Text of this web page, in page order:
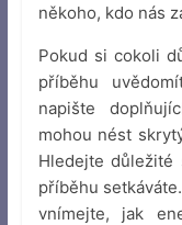
někoho, kdo nás
Pokud si cokoli
příběhu
napište
mohou nést
Hledejte
příběhu
vnímejte, jak